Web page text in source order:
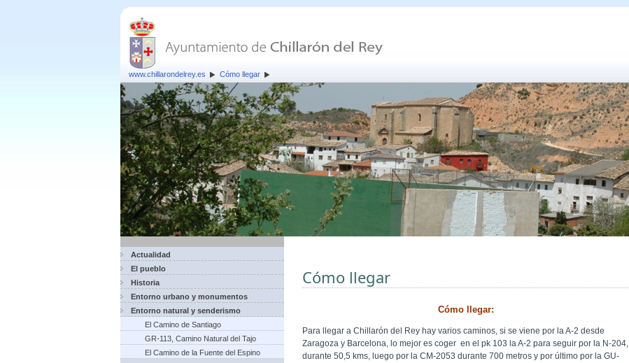
www.chillarondelrey.es Cómo llegar
Actualidad
El pueblo
Historia
Entorno urbano y monumentos
Entorno natural y senderismo
El Camino de Santiago
GR-113, Camino Natural del Tajo
El Camino de la Fuente del Espino
Cómo llegar
Cómo llegar:
Para llegar a Chillarón del Rey hay varios caminos, si se viene por la A-2 desde
Zaragoza y Barcelona, lo mejor es coger en el pk 103 la A-2 para seguir por la N-204,
durante 50,5 kms, luego por la CM-2053 durante 700 metros y por último por la GU-